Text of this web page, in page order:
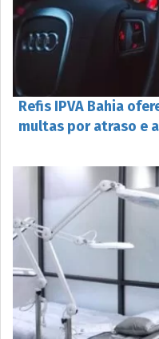
Refis IPVA Bahia
multas por atraso e